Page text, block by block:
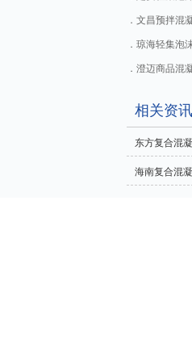
文昌预拌混
琼海轻集泡
澄迈商品混
相关资讯
东方复合混
海南复合混